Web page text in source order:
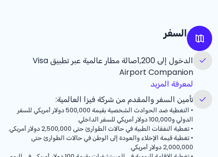
السفر
الدخول إلى 1,200صالة مطار عالمية عبر تطبيق Visa
Airport Companion
لمعرفة المزيد
تأمين السفر والمقدم من شركة فيزا العالمية:
•
التغطية ضد الحوادث الشخصية بقيمة 500,000 دولار أمريكي للسفر
الدولي و100,000 دولار أمريكي للسفر الداخلي.
• تغطية النفقات الطبية في حالات الطوارئ حتى 2,500,000 دولار أمريكي.
• تغطية قيمة الإخلاء والعودة إلى الوطن في حالات الطوارئ حتى
2,000,000 دولار أمريكي.